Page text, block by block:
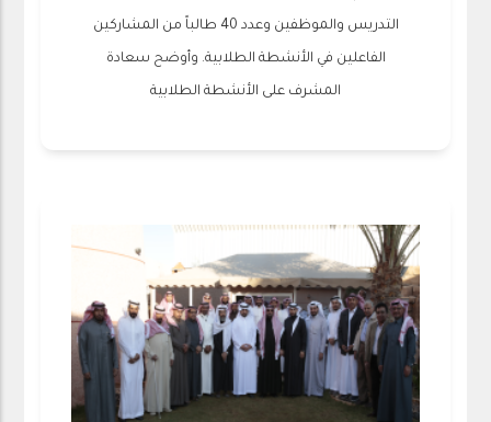
التدريس والموظفين وعدد 40 طالباً من المشاركين
الفاعلين في الأنشطة الطلابية. وأوضح سعادة
المشرف على الأنشطة الطلابية